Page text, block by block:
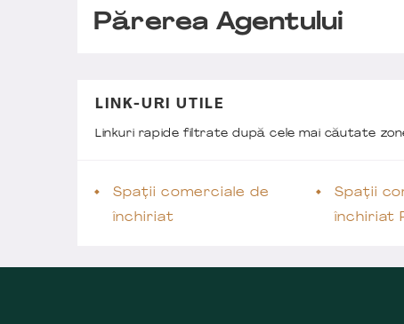
Părerea Agentului
LINK-URI UTILE
Linkuri rapide filtrate după cele mai căutate
Spații comerciale de
închiriat
Spații
închiriat